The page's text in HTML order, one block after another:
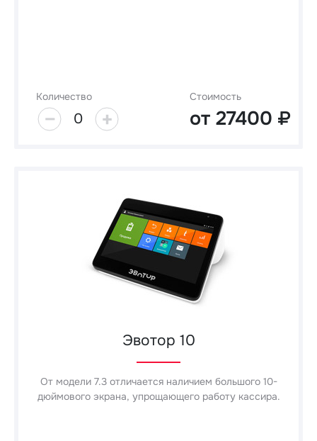
Количество
0
Стоимость
от 27400
Эвотор 10
От модели 7.3 отличается наличием большого 10-
дюймового экрана, упрощающего работу кассира.